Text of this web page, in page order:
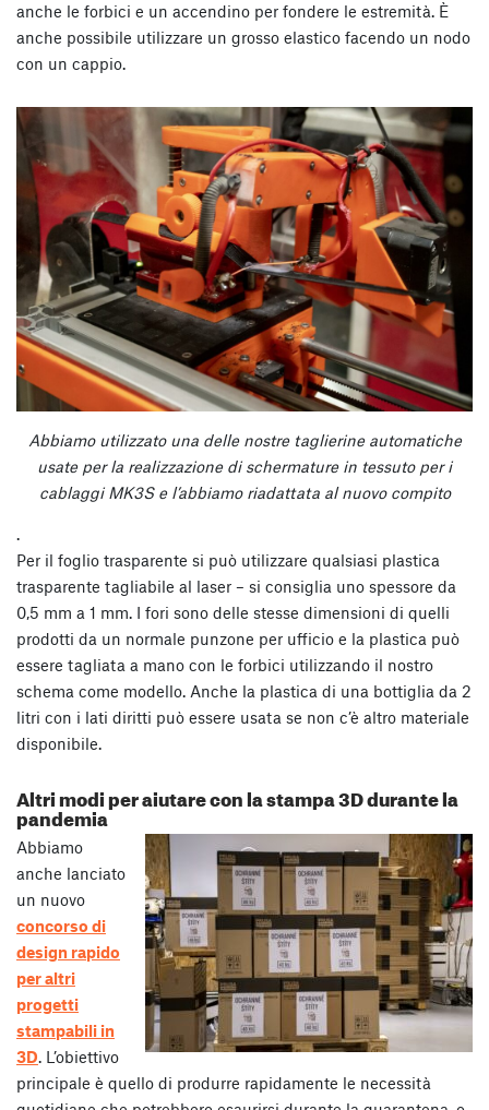
anche le forbici e un accendino per fondere le estremità. È
anche possibile utilizzare un grosso elastico facendo un nodo
con un cappio.
Abbiamo utilizzato una delle nostre taglierine automatiche
usate per la realizzazione di schermature in tessuto per i
cablaggi MK3S e l’abbiamo riadattata al nuovo compito
.
Per il foglio trasparente si può utilizzare qualsiasi plastica
trasparente tagliabile al laser – si consiglia uno spessore da
0,5 mm a 1 mm. I fori sono delle stesse dimensioni di quelli
prodotti da un normale punzone per ufficio e la plastica può
essere tagliata a mano con le forbici utilizzando il nostro
schema come modello. Anche la plastica di una bottiglia da 2
litri con i lati diritti può essere usata se non c’è altro materiale
disponibile.
Altri modi per aiutare con la stampa 3D durante la
pandemia
Abbiamo
anche lanciato
un nuovo
concorso di
design rapido
per altri
progetti
stampabili in
3D. L’obiettivo
principale è quello di produrre rapidamente le necessità